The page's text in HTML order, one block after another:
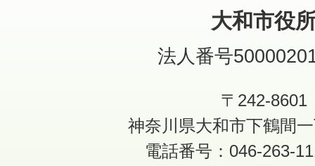
大和市役
法人番号
〒242-8601
神奈川県大和市下鶴間
電話番号：046-263-